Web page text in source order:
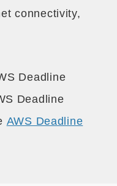
connectivity,
Deadline
Deadline
AWS Deadline